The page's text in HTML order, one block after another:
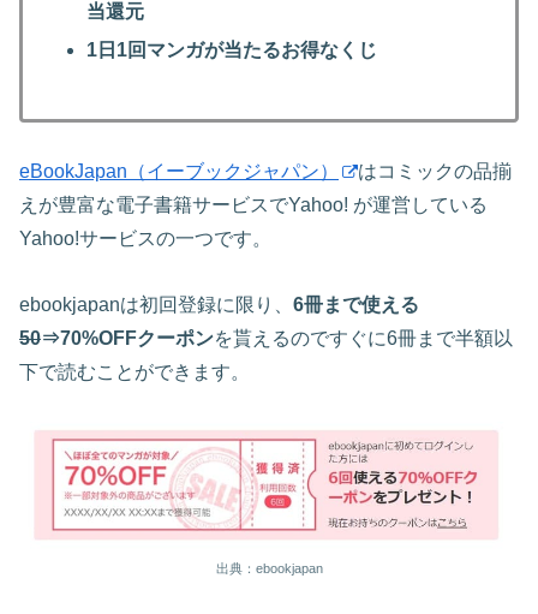
当還元
1日1回マンガが当たるお得なくじ
eBookJapan（イーブックジャパン）
はコミックの品揃
えが豊富な電子書籍サービスでYahoo! が運営している
Yahoo!サービスの一つです。
ebookjapanは初回登録に限り、 6冊まで使える
50⇒70%OFFクーポンを貰えるのですぐに6冊まで半額以
下で読むことができます。
出典：ebookjapan